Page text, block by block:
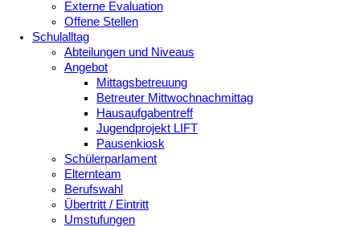
Externe Evaluation
Offene Stellen
Schulalltag
Abteilungen und Niveaus
Angebot
Mittagsbetreuung
Betreuter Mittwochnachmittag
Hausaufgabentreff
Jugendprojekt LIFT
Pausenkiosk
Schülerparlament
Elternteam
Berufswahl
Übertritt / Eintritt
Umstufungen